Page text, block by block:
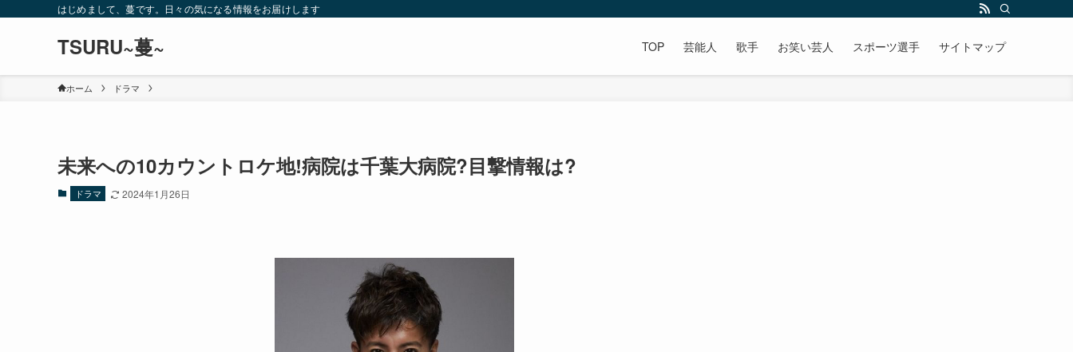
はじめまして、蔓です。日々の気になる情報をお届けします
TSURU~蔓~ TOP 芸能人 歌手 お笑い芸人 スポーツ選手 サイトマップ
ホーム ドラマ
未来への10カウントロケ地!病院は千葉大病院?目撃情報は?
ドラマ 2024年1月26日